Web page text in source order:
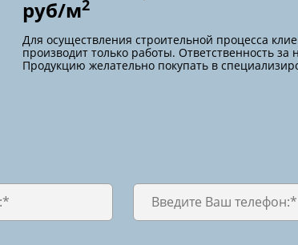
руб/м2
Для осуществления строительной процесса
производит только работы. Ответственность
Продукцию желательно покупать в